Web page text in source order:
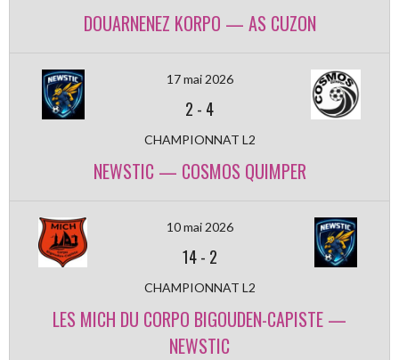
DOUARNENEZ KORPO — AS CUZON
17 mai 2026
2 - 4
CHAMPIONNAT L2
NEWSTIC — COSMOS QUIMPER
10 mai 2026
14- 2
CHAMPIONNAT L2
LES MICH DU CORPO BIGOUDEN-CAPISTE —
NEWSTIC